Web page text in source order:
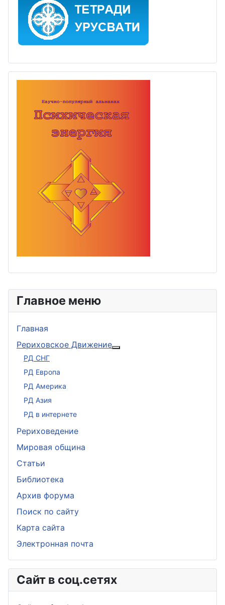
Главное меню
Главная
Рериховское Движение
РД СНГ
РД Европа
РД Америка
РД Азия
РД в интернете
Рериховедение
Мировая община
Статьи
Библиотека
Архив форума
Поиск по сайту
Карта сайта
Электронная почта
Сайт в соц.сетях